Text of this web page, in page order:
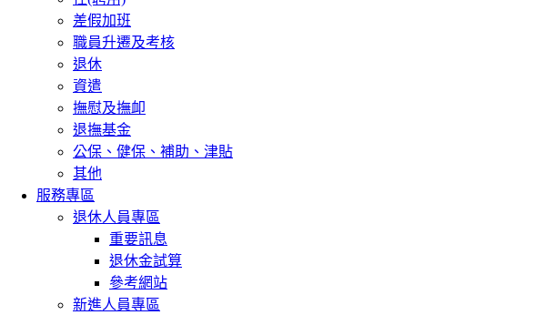
差假加班
職員升遷及考核
退休
資遣
撫慰及撫卹
退撫基金
公保、健保、補助、津貼
其他
服務專區
退休人員專區
重要訊息
退休金試算
參考網站
新進人員專區